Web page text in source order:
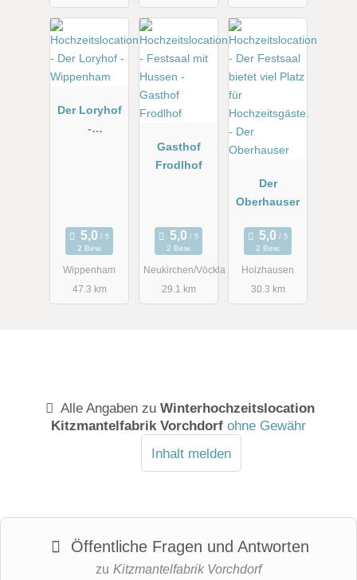
Der Loryhof
-
2 Bew.
Wippenham
47.3 km
Gasthof
Frodlhof
2 Bew.
Neukirchen/Vöckla
29.1 km
Der
Oberhauser
2 Bew.
Holzhausen
30.3 km
Alle Angaben zu Winterhochzeitslocation
Kitzmantelfabrik Vorchdorf ohne Gewähr
Inhalt melden
Öffentliche Fragen und Antworten
zu Kitzmantelfabrik Vorchdorf